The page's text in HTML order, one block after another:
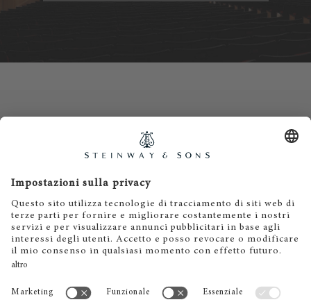
Informativa privacy
Termini e condizioni
Cookies